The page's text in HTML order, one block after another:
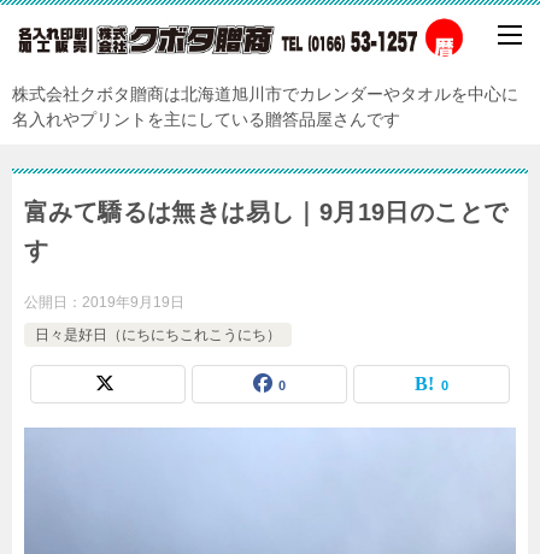
株式会社クボタ贈商は北海道旭川市でカレンダーやタオルを中心に
名入れやプリントを主にしている贈答品屋さんです
富みて驕るは無きは易し｜9月19日のことで
す
公開日： 2019年9月19日
日々是好日（にちにちこれこうにち）
0 0